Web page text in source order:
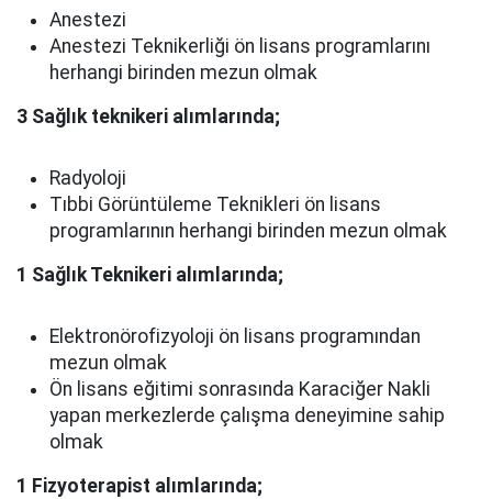
Anestezi
Anestezi Teknikerliği ön lisans programlarını
herhangi birinden mezun olmak
3 Sağlık teknikeri alımlarında;
Radyoloji
Tıbbi Görüntüleme Teknikleri ön lisans
programlarının herhangi birinden mezun olmak
1 Sağlık Teknikeri alımlarında;
Elektronörofizyoloji ön lisans programından
mezun olmak
Ön lisans eğitimi sonrasında Karaciğer Nakli
yapan merkezlerde çalışma deneyimine sahip
olmak
1 Fizyoterapist alımlarında;